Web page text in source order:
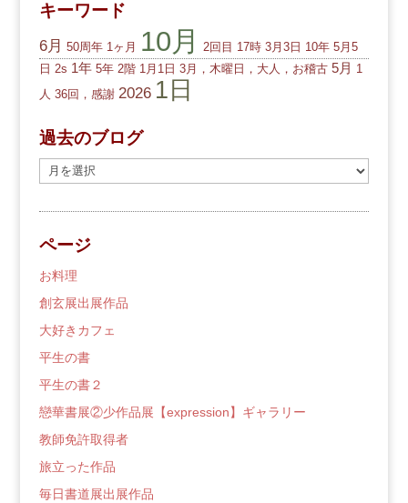
キーワード
6月 50周年 1ヶ月 10月 2回目 17時 3月3日 10年 5月5
日 2s 1年 5年 2階 1月1日 3月，木曜日，大人，お稽古 5月 1
人 36回，感謝 2026 1日
過去のブログ
去
の
ロ
グ
ページ
お料理
創玄展出展作品
大好きカフェ
平生の書
平生の書２
戀華書展②少作品展【expression】ギャラリー
教師免許取得者
旅立った作品
毎日書道展出展作品